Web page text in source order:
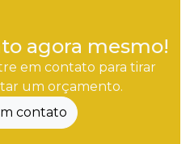
agora mesmo!
em contato para tirar
um orçamento.
contato